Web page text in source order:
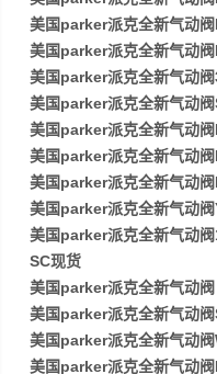
美国parker派克全新气动
美国parker派克全新气动
美国parker派克全新气动
美国parker派克全新气动
美国parker派克全新气动
美国parker派克全新气动
美国parker派克全新气动
美国parker派克全新气动
美国parker派克全新气动
SC现货
美国parker派克全新气动
美国parker派克全新气动
美国parker派克全新气动
美国parker派克全新气动